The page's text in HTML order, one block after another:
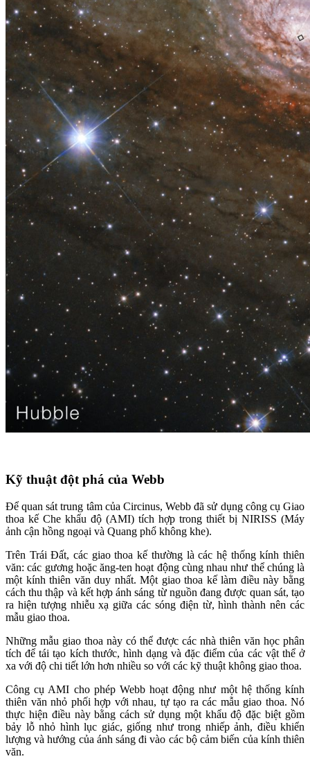
Kỹ thuật đột phá của Webb
Để quan sát trung tâm của Circinus, Webb đã sử dụng công cụ Giao
thoa kế Che khẩu độ (AMI) tích hợp trong thiết bị NIRISS (Máy
ảnh cận hồng ngoại và Quang phổ không khe).
Trên Trái Đất, các giao thoa kế thường là các hệ thống kính thiên
văn: các gương hoặc ăng-ten hoạt động cùng nhau như thể chúng là
một kính thiên văn duy nhất. Một giao thoa kế làm điều này bằng
cách thu thập và kết hợp ánh sáng từ nguồn đang được quan sát, tạo
ra hiện tượng nhiễu xạ giữa các sóng điện từ, hình thành nên các
mẫu giao thoa.
Những mẫu giao thoa này có thể được các nhà thiên văn học phân
tích để tái tạo kích thước, hình dạng và đặc điểm của các vật thể ở
xa với độ chi tiết lớn hơn nhiều so với các kỹ thuật không giao thoa.
Công cụ AMI cho phép Webb hoạt động như một hệ thống kính
thiên văn nhỏ phối hợp với nhau, tự tạo ra các mẫu giao thoa. Nó
thực hiện điều này bằng cách sử dụng một khẩu độ đặc biệt gồm
bảy lỗ nhỏ hình lục giác, giống như trong nhiếp ảnh, điều khiển
lượng và hướng của ánh sáng đi vào các bộ cảm biến của kính thiên
văn.